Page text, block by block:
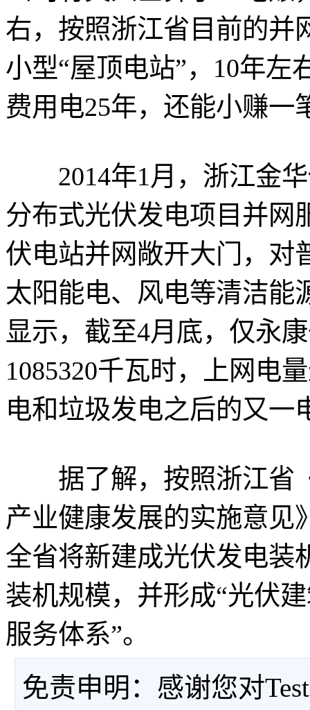
右，按照浙江省目前的并
小型“屋顶电站”，10年左
费用电25年，还能小赚一
2014年1月，浙江金华
分布式光伏发电项目并网
伏电站并网敞开大门，对
太阳能电、风电等清洁能
显示，截至4月底，仅永
1085320千瓦时，上网电
电和垃圾发电之后的又一
据了解，按照浙江省
产业健康发展的实施意见
全省将新建成光伏发电装
装机规模，并形成“光伏
服务体系”。
免责申明：感谢您对